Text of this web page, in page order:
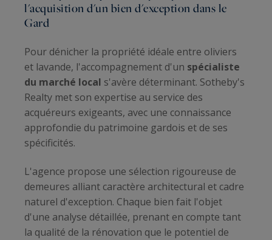
l'acquisition d'un bien d'exception dans le
Gard
Pour dénicher la propriété idéale entre oliviers
et lavande, l'accompagnement d'un spécialiste
du marché local s'avère déterminant. Sotheby's
Realty met son expertise au service des
acquéreurs exigeants, avec une connaissance
approfondie du patrimoine gardois et de ses
spécificités.
L'agence propose une sélection rigoureuse de
demeures alliant caractère architectural et cadre
naturel d'exception. Chaque bien fait l'objet
d'une analyse détaillée, prenant en compte tant
la qualité de la rénovation que le potentiel de